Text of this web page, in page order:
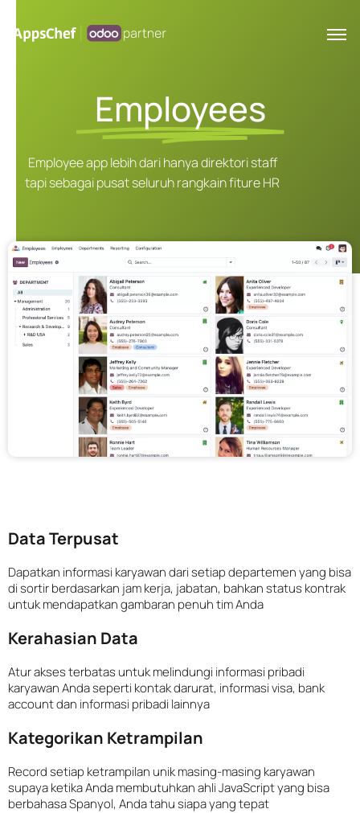
Employees
Employee app lebih dari hanya direktori staff
tapi sebagai pusat seluruh rangkain fiture HR
Data Terpusat
Dapatkan informasi karyawan dari setiap departemen yang bisa
di sortir berdasarkan jam kerja, jabatan, bahkan status kontrak
untuk mendapatkan gambaran penuh tim Anda
Kerahasian Data
Atur akses terbatas untuk melindungi informasi pribadi
karyawan Anda seperti kontak darurat, informasi visa, bank
account dan informasi pribadi lainnya
Kategorikan Ketrampilan
Record setiap ketrampilan unik masing-masing karyawan
supaya ketika Anda membutuhkan ahli JavaScript yang bisa
berbahasa Spanyol, Anda tahu siapa yang tepat